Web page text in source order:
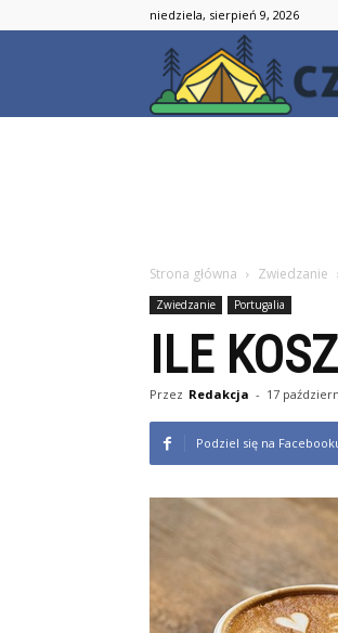
niedziela, sierpień 9, 2026
Strona główna Zwiedzanie
Zwiedzanie Portugalia
ILE
Przez Redakcja - 17
Podziel się na